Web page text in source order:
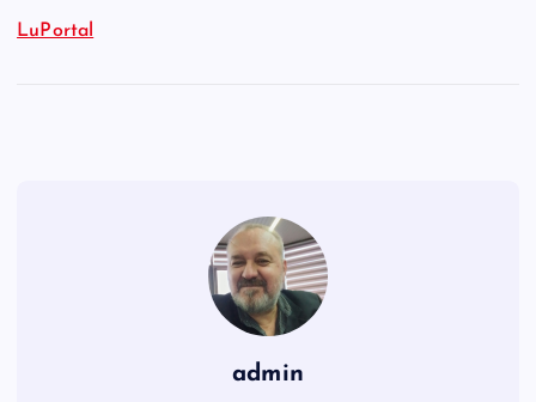
LuPortal
admin